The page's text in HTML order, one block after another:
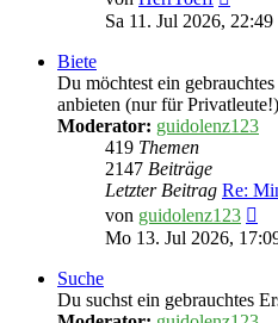
Beitrag
Sa 11. Jul 2026, 22:49
Biete
Du möchtest ein
anbieten (nur für Privatleute!)
Moderator: guidolenz123
419 Themen
2147 Beiträge
Letzter Beitrag Re:
von guidolenz123
Mo 13. Jul 2026,
Suche
Du suchst ein gebrauchtes